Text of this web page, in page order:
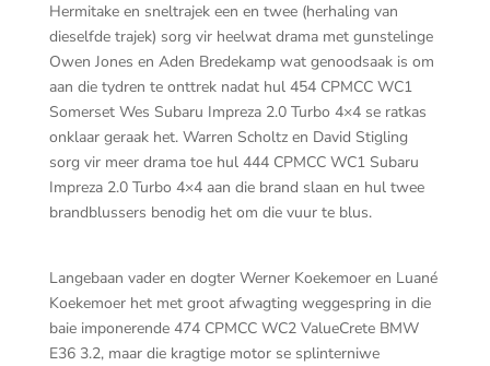
Hermitake en sneltrajek een en twee (herhaling van
dieselfde trajek) sorg vir heelwat drama met gunstelinge
Owen Jones en Aden Bredekamp wat genoodsaak is om
aan die tydren te onttrek nadat hul 454 CPMCC WC1
Somerset Wes Subaru Impreza 2.0 Turbo 4×4 se ratkas
onklaar geraak het. Warren Scholtz en David Stigling
sorg vir meer drama toe hul 444 CPMCC WC1 Subaru
Impreza 2.0 Turbo 4×4 aan die brand slaan en hul twee
brandblussers benodig het om die vuur te blus.
Langebaan vader en dogter Werner Koekemoer en Luané
Koekemoer het met groot afwagting weggespring in die
baie imponerende 474 CPMCC WC2 ValueCrete BMW
E36 3.2, maar die kragtige motor se splinterniwe